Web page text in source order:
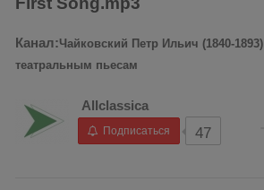
Канал:Чайковский Петр Ильич (1840-1893)
театральным пьесам
Allclassica
Подписаться 47